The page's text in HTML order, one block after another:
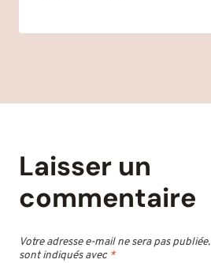
Laisser un
commentaire
Votre adresse e-mail ne sera pas publiée.
sont indiqués avec *